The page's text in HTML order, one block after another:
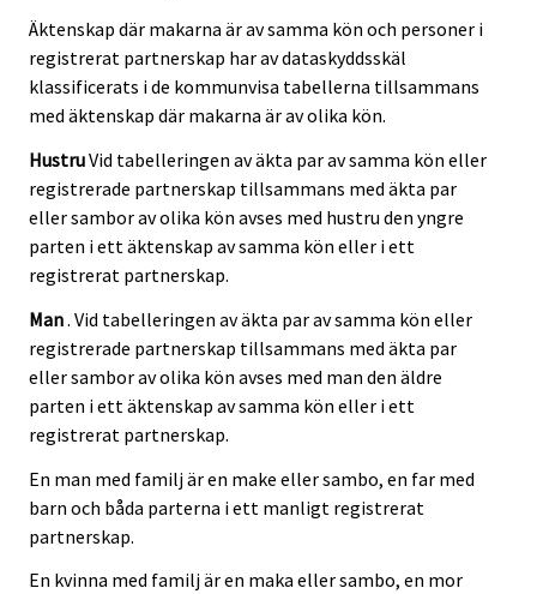
Äktenskap där makarna är av samma kön och personer i
registrerat partnerskap har av dataskyddsskäl
klassificerats i de kommunvisa tabellerna tillsammans
med äktenskap där makarna är av olika kön.
HustruVid tabelleringen av äkta par av samma kön eller
registrerade partnerskap tillsammans med äkta par
eller sambor av olika kön avses med hustru den yngre
parten i ett äktenskap av samma kön eller i ett
registrerat partnerskap.
Man. Vid tabelleringen av äkta par av samma kön eller
registrerade partnerskap tillsammans med äkta par
eller sambor av olika kön avses med man den äldre
parten i ett äktenskap av samma kön eller i ett
registrerat partnerskap.
En man med familj är en make eller sambo, en far med
barn och båda parterna i ett manligt registrerat
partnerskap.
En kvinna med familj är en maka eller sambo, en mor